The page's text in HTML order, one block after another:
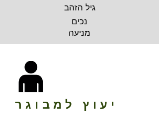
מניעה
נכים
גיל הזהב
יעוץ למבוגר